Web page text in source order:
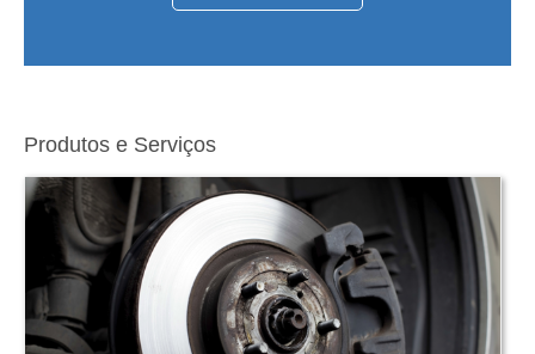
Produtos e Serviços